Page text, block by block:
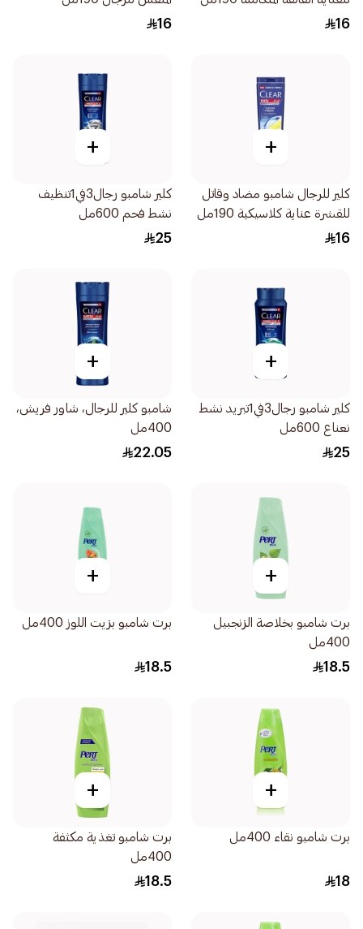
16
16
+
كلير للرجال شامبو مضاد وقاتل
للقشرة عناية كلاسيكية 190مل
16
+
كلير شامبو رجال3في1تنظيف
نشط فحم 600مل
25
+
كلير شامبو رجال3في1تبريد نشط
نعناع 600مل
25
+
شامبو كلير للرجال، شاور فريش،
400مل
22.05
+
برت شامبو بخلاصة الزنجبيل
400مل
18.5
+
برت شامبو بزيت اللوز 400مل
18.5
+
برت شامبو نقاء 400مل
18
+
برت شامبو تغذية مكثفة
400مل
18.5